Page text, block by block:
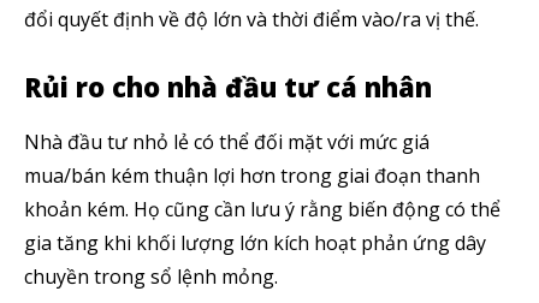
đổi quyết định về độ lớn và thời điểm vào/ra vị thế.
Rủi ro cho nhà đầu tư cá nhân
Nhà đầu tư nhỏ lẻ có thể đối mặt với mức giá
mua/bán kém thuận lợi hơn trong giai đoạn thanh
khoản kém. Họ cũng cần lưu ý rằng biến động có thể
gia tăng khi khối lượng lớn kích hoạt phản ứng dây
chuyền trong sổ lệnh mỏng.